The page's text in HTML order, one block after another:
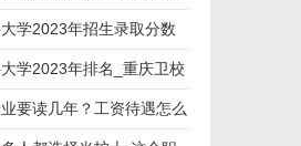
学2023年招生录取分数
学2023年排名_重庆卫校
要读几年？工资待遇怎么